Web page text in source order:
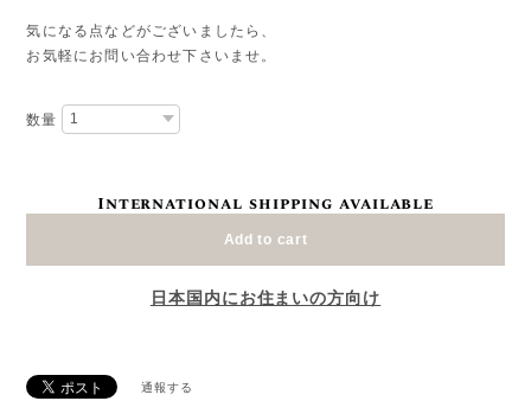
気になる点などがございましたら、
お気軽にお問い合わせ下さいませ。
数量
International shipping available
Add to cart
日本国内にお住まいの方向け
通報する